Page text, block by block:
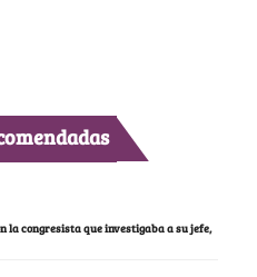
la congresista que investigaba a su jefe,